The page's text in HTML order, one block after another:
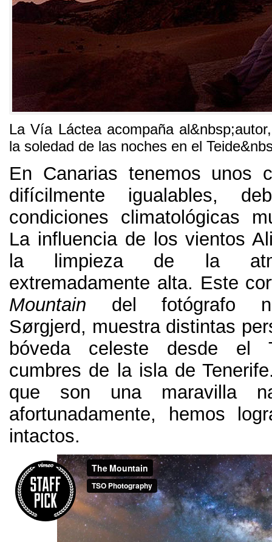
La Vía Láctea acompaña
la soledad de las noches en el
En Canarias tenemos unos
difícilmente igualables,
condiciones climatológicas
La influencia de los vientos
la limpieza de la
extremadamente alta. Este
Mountain del fotógrafo
Sørgjerd, muestra distintas
bóveda celeste desde el
cumbres de la isla de
que son una maravilla
afortunadamente, hemos
intactos.